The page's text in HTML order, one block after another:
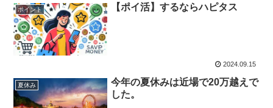
ポイント 【ポイ活】するならハピタス
2024.09.15
夏休み
今年の夏休みは近場で20万越えで
した。